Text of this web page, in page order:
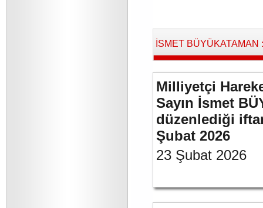
İSMET BÜYÜKATAMAN
Milliyetçi
Sayın İsmet
düzenlediği
Şubat 2026
23 Şubat 2026